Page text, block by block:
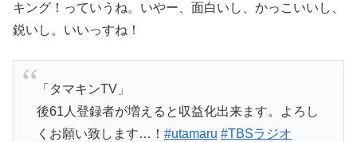
キング！っていうね。いやー、面白いし、かっこいいし、
鋭いし。いいっすね！
「タマキンTV」
後61人登録者が増えると収益化出来ます。よろし
くお願い致します…！ #utamaru #TBSラジオ